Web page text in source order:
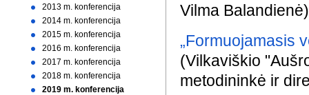
2013 m. konferencija
2014 m. konferencija
2015 m. konferencija
2016 m. konferencija
2017 m. konferencija
2018 m. konferencija
2019 m. konferencija
Vilma
„Formuojamasis
(Vilkaviškio
metodininkė ir